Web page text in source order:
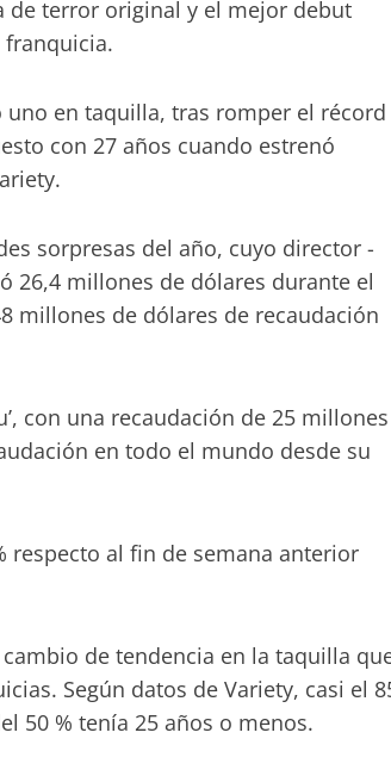
de terror original y el mejor debut
franquicia.
en taquilla, tras romper el récord
con 27 años cuando estrenó
sorpresas del año, cuyo director -
26,4 millones de dólares durante el
millones de dólares de recaudación
con una recaudación de 25 millones
en todo el mundo desde su
respecto al fin de semana anterior
de tendencia en la taquilla
Según datos de Variety, casi el
50 % tenía 25 años o menos.